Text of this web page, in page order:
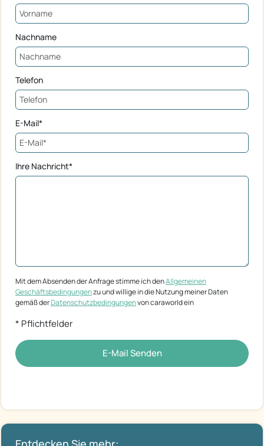
Nachname
Telefon
E-Mail*
Ihre Nachricht*
Mit dem Absenden der Anfrage stimme ich denAllgemeinen
Geschäftsbedingungenzu und willige in die Nutzung meiner Daten
gemäß derDatenschutzbedingungenvon caraworld ein
* Pflichtfelder
E-Mail Senden